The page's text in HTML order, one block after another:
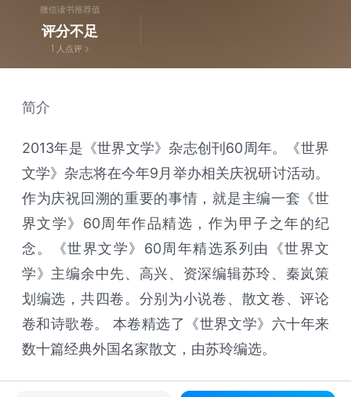
微信读书推荐值
评分不足
人点评
简介
2013年是《世界文学》杂志创刊60周年。《世界
文学》杂志将在今年9月举办相关庆祝研讨活动。
作为庆祝回溯的重要的事情，就是主编一套《世
界文学》60周年作品精选，作为甲子之年的纪
念。《世界文学》60周年精选系列由《世界文
学》主编余中先、高兴、资深编辑苏玲、秦岚策
划编选，共四卷。分别为小说卷、散文卷、评论
卷和诗歌卷。 本卷精选了《世界文学》六十年来
数十篇经典外国名家散文，由苏玲编选。